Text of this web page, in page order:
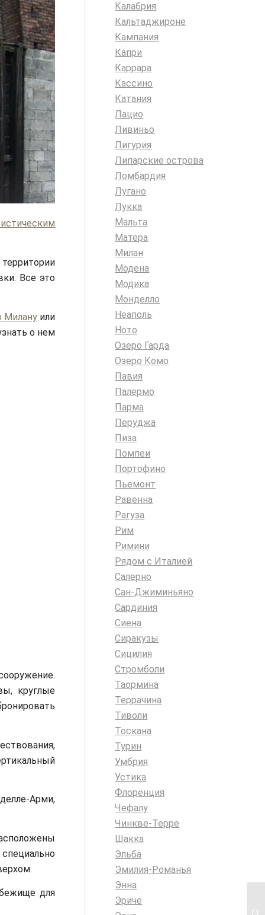
Все это
Милану или
о нем
круглые
Арми,
для
Калабрия
Кальтаджироне
Кампания
Капри
Каррара
Кассино
Катания
Лацио
Ливиньо
Лигурия
Липарские острова
Ломбардия
Лугано
Лукка
Мальта
Матера
Милан
Модена
Модика
Монделло
Неаполь
Ното
Озеро Гарда
Озеро Комо
Павия
Палермо
Парма
Перуджа
Пиза
Помпеи
Портофино
Пьемонт
Равенна
Рагуза
Рим
Римини
Рядом с Италией
Салерно
Сан-Джиминьяно
Сардиния
Сиена
Сиракузы
Сицилия
Стромболи
Таормина
Террачина
Тиволи
Тоскана
Турин
Умбрия
Устика
Флоренция
Чефалу
Чинкве-Терре
Шакка
Эльба
Эмилия-Романья
Энна
Эриче